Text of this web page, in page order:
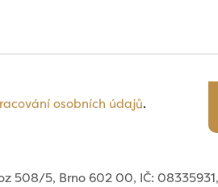
osobních údajů.
508/5, Brno 602 00, IČ: